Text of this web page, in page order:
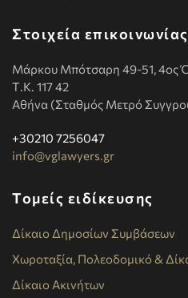
Στοιχεία επικοινωνίας
Μάρκου Μπότσαρη 49-51, 4ος
Τ.Κ. 117 42
Αθήνα (Σταθμός Μετρό
+30210 7256047
info@vglawyers.gr
Τομείς ειδίκευσης
Δίκαιο Δημοσίων Συμβάσεων
Χωροταξία, Πολεοδομικό &
Δίκαιο Ακινήτων